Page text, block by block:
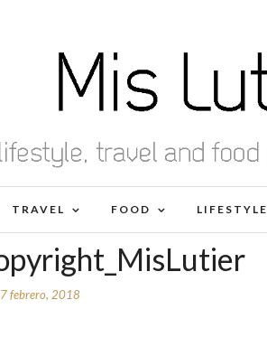
TRAVEL FOOD LIFESTYLE
febrero, 2018